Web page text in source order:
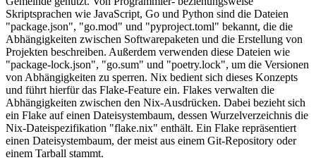
Skriptsprachen wie JavaScript, Go und Python sind die Dateien
"package.json", "go.mod" und "pyproject.toml" bekannt, die die
Abhängigkeiten zwischen Softwarepaketen und die Erstellung von
Projekten beschreiben. Außerdem verwenden diese Dateien wie
"package-lock.json", "go.sum" und "poetry.lock", um die Versionen
von Abhängigkeiten zu sperren. Nix bedient sich dieses Konzepts
und führt hierfür das Flake-Feature ein. Flakes verwalten die
Abhängigkeiten zwischen den Nix-Ausdrücken. Dabei bezieht sich
ein Flake auf einen Dateisystembaum, dessen Wurzelverzeichnis die
Nix-Dateispezifikation "flake.nix" enthält. Ein Flake repräsentiert
einen Dateisystembaum, der meist aus einem Git-Repository oder
einem Tarball stammt.